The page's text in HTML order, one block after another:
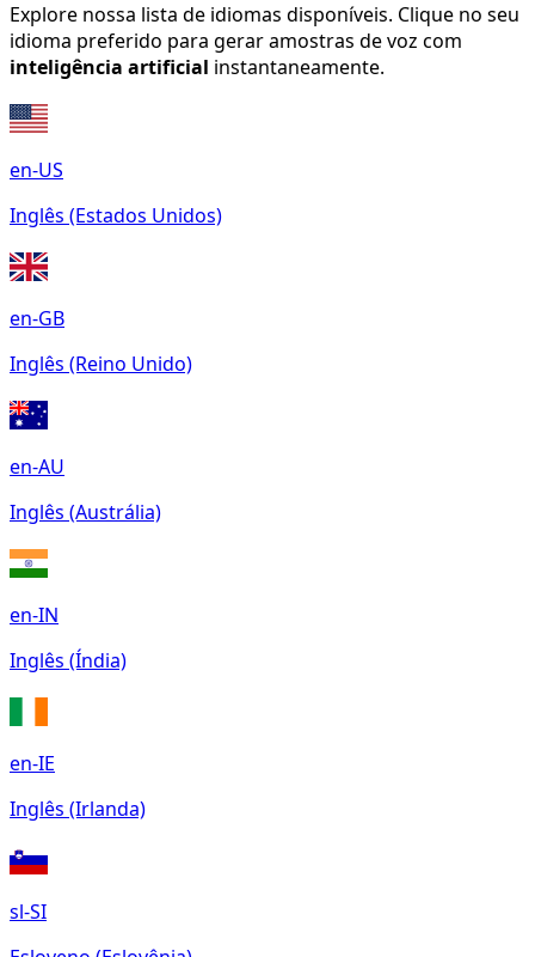
Explore nossa lista de idiomas disponíveis. Clique no seu
idioma preferido para gerar amostras de voz com
inteligência artificial instantaneamente.
en-US
Inglês (Estados Unidos)
en-GB
Inglês (Reino Unido)
en-AU
Inglês (Austrália)
en-IN
Inglês (Índia)
en-IE
Inglês (Irlanda)
sl-SI